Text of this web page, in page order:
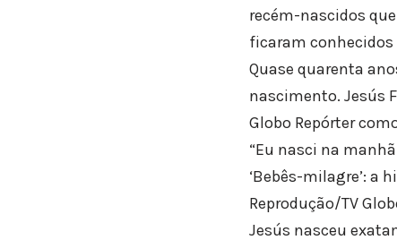
recém-nascidos
ficaram conhecidos
Quase quarenta
nascimento. Jesús
Globo Repórter
“Eu nasci na
‘Bebês-milagre’: a
Reprodução/TV
Jesús nasceu